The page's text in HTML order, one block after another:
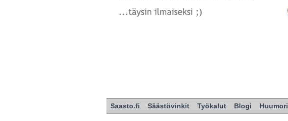
Saasto.fi Säästövinkit Työkalut Blogi Huumori